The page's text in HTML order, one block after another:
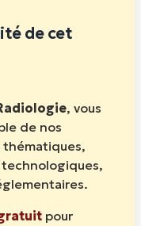
de cet
, vous
de nos
thématiques,
technologiques,
pour